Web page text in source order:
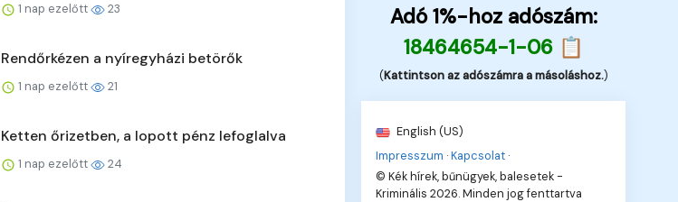
1 nap ezelőtt 23
Rendőrkézen a nyíregyházi betörők
1 nap ezelőtt 21
Ketten őrizetben, a lopott pénz lefoglalva
1 nap ezelőtt 24
Adó 1%-hoz adószám:
18464654-1-06 📋
(Kattintson az adószámra a másoláshoz.)
English (US)
Impresszum ·Kapcsolat ·
© Kék hírek, bűnügyek, balesetek -
Kriminális 2026. Minden jog fenttartva